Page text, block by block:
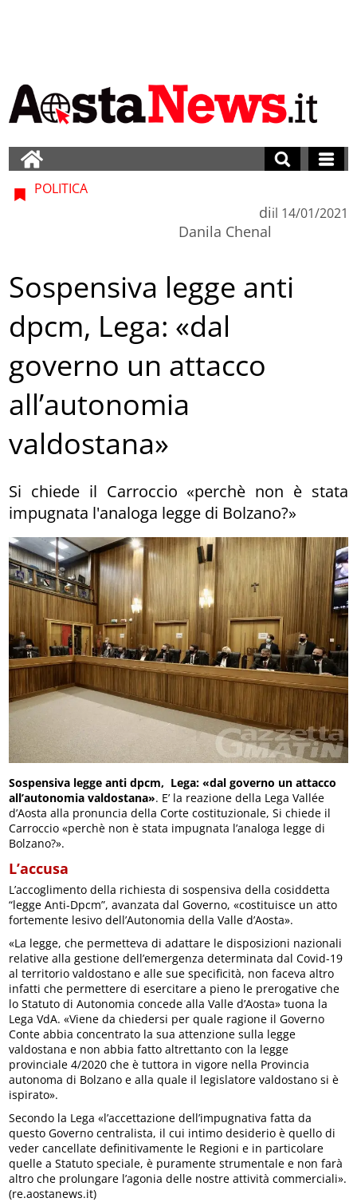
POLITICA
di
Danila Chenal
il 14/01/2021
Sospensiva legge anti
dpcm, Lega: «dal
governo un attacco
all’autonomia
valdostana»
Si chiede il Carroccio «perchè non è stata
impugnata l'analoga legge di Bolzano?»
Sospensiva legge anti dpcm, Lega: «dal governo un attacco
all’autonomia valdostana». E’ la reazione della Lega Vallée
d’Aosta alla pronuncia della Corte costituzionale, Si chiede il
Carroccio «perchè non è stata impugnata l’analoga legge di
Bolzano?».
L’accusa
L’accoglimento della richiesta di sospensiva della cosiddetta
“legge Anti-Dpcm”, avanzata dal Governo, «costituisce un atto
fortemente lesivo dell’Autonomia della Valle d’Aosta».
«La legge, che permetteva di adattare le disposizioni nazionali
relative alla gestione dell’emergenza determinata dal Covid-19
al territorio valdostano e alle sue specificità, non faceva altro
infatti che permettere di esercitare a pieno le prerogative che
lo Statuto di Autonomia concede alla Valle d’Aosta» tuona la
Lega VdA. «Viene da chiedersi per quale ragione il Governo
Conte abbia concentrato la sua attenzione sulla legge
valdostana e non abbia fatto altrettanto con la legge
provinciale 4/2020 che è tuttora in vigore nella Provincia
autonoma di Bolzano e alla quale il legislatore valdostano si è
ispirato».
Secondo la Lega «l’accettazione dell’impugnativa fatta da
questo Governo centralista, il cui intimo desiderio è quello di
veder cancellate definitivamente le Regioni e in particolare
quelle a Statuto speciale, è puramente strumentale e non farà
altro che prolungare l’agonia delle nostre attività commerciali».
(re.aostanews.it)